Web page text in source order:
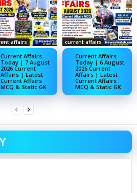
affairs
Current Affairs
Today | 7 August
2026 Current
Affairs | Latest
Current Affairs
MCQ & Static GK
current affairs
Current Affairs
Today | 6 August
2026 Current
Affairs | Latest
Current Affairs
MCQ & Static GK